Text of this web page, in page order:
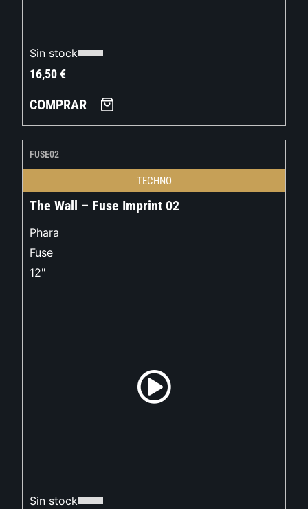
Sin stock
16,50€
COMPRAR
FUSE02
TECHNO
The Wall – Fuse Imprint 02
Phara
Fuse
12"
Sin stock